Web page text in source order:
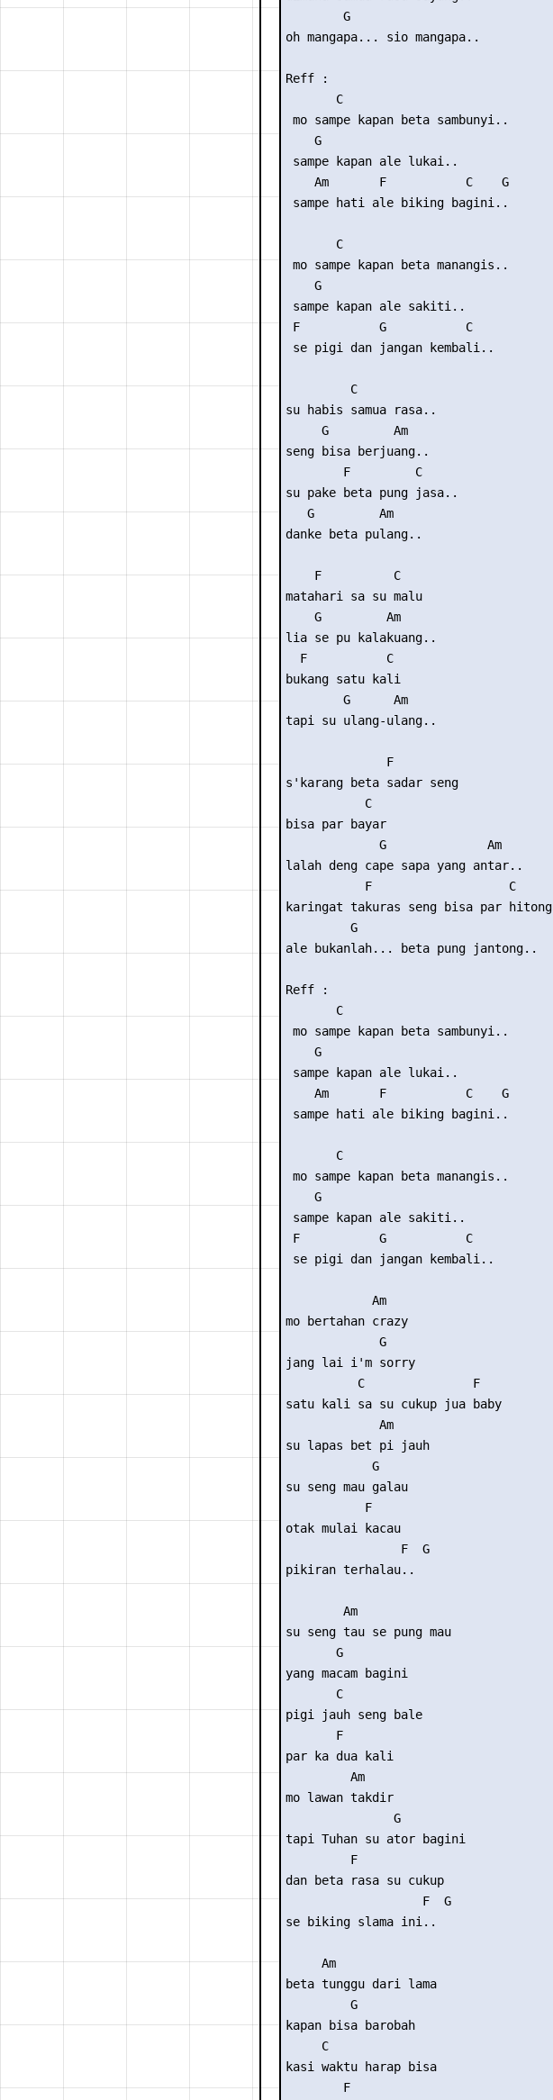
        G
oh mangapa... sio mangapa..
Reff :
       C
mo sampe kapan beta sambunyi..
    G
sampe kapan ale lukai..
    Am       F           C    G
sampe hati ale biking bagini..
       C
mo sampe kapan beta manangis..
    G
sampe kapan ale sakiti..
F           G           C
se pigi dan jangan kembali..
         C
su habis samua rasa..
     G         Am
seng bisa berjuang..
        F         C
su pake beta pung jasa..
   G         Am
danke beta pulang..
    F          C
matahari sa su malu
    G         Am
lia se pu kalakuang..
  F           C
bukang satu kali
        G      Am
tapi su ulang-ulang..
              F
s'karang beta sadar seng
           C
bisa par bayar
             G              Am
lalah deng cape sapa yang antar..
           F                   C
karingat takuras seng bisa par hitong
         G
ale bukanlah... beta pung jantong..
Reff :
       C
mo sampe kapan beta sambunyi..
    G
sampe kapan ale lukai..
    Am       F           C    G
sampe hati ale biking bagini..
       C
mo sampe kapan beta manangis..
    G
sampe kapan ale sakiti..
F           G           C
se pigi dan jangan kembali..
            Am
mo bertahan crazy
             G
jang lai i'm sorry
          C               F
satu kali sa su cukup jua baby
             Am
su lapas bet pi jauh
            G
su seng mau galau
           F
otak mulai kacau
                F  G
pikiran terhalau..
        Am
su seng tau se pung mau
       G
yang macam bagini
       C
pigi jauh seng bale
       F
par ka dua kali
         Am
mo lawan takdir
               G
tapi Tuhan su ator bagini
         F
dan beta rasa su cukup
                   F  G
se biking slama ini..
     Am
beta tunggu dari lama
         G
kapan bisa barobah
     C
kasi waktu harap bisa
        F